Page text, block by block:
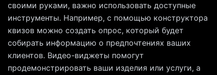
своими руками, важно использовать доступные
инструменты. Например, с помощью конструктора
квизов можно создать опрос, который будет
собирать информацию о предпочтениях ваших
клиентов. Видео-виджеты помогут
продемонстрировать ваши изделия или услуги, а